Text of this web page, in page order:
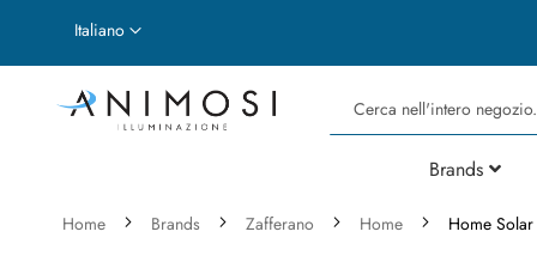
Lingua
Italiano
Cerca
Brands
Home Brands Zafferano Home Home